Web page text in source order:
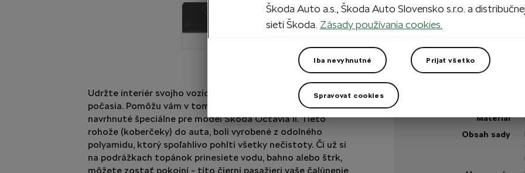
Udržte interiér svojho vozidla čistý a útulný za každého
počasia. Pomôžu vám v tom textilné auto koberce
navrhnuté špeciálne pre model Škoda Octavia II. Tieto
rohože (koberčeky) do auta, boli vyrobené z odolného
polyamidu, ktorý spoľahlivo pohltí všetky nečistoty. Či už si
na podrážkach topánok prinesiete vodu, bahno alebo štrk,
môžete zostať pokojní - títo čierni pasažieri vaše čalúnenie
Máte otázku?
Technické špecifikácie
Materiál
Obsah sady
Škoda Auto a.s., Škoda Auto Slovensko s.r.o. a distribučnej
sieti Škoda. Zásady používania cookies.
Iba nevyhnutné Prijať všetko
Spravovať cookies